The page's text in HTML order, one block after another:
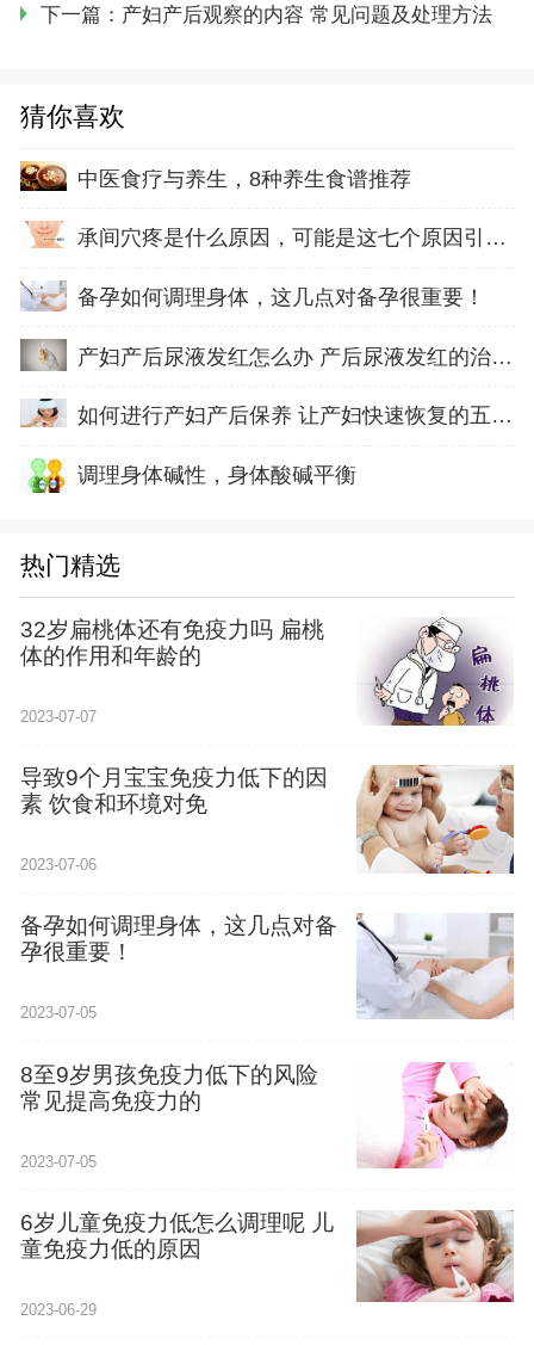
下一篇： 产妇产后观察的内容 常见问题及处理方法
猜你喜欢
中医食疗与养生，8种养生食谱推荐
承间穴疼是什么原因，可能是这七个原因引起的
备孕如何调理身体，这几点对备孕很重要！
产妇产后尿液发红怎么办 产后尿液发红的治疗方
如何进行产妇产后保养 让产妇快速恢复的五方面
调理身体碱性，身体酸碱平衡
热门精选
32岁扁桃体还有免疫力吗 扁桃
体的作用和年龄的
2023-07-07
导致9个月宝宝免疫力低下的因
素 饮食和环境对免
2023-07-06
备孕如何调理身体，这几点对备
孕很重要！
2023-07-05
8至9岁男孩免疫力低下的风险
常见提高免疫力的
2023-07-05
6岁儿童免疫力低怎么调理呢 儿
童免疫力低的原因
2023-06-29